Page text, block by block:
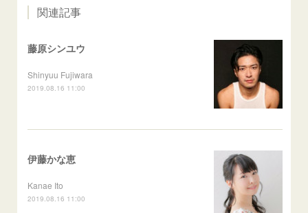
関連記事
藤原シンユウ
Shinyuu Fujiwara
2019.08.16 11:00
伊藤かな恵
Kanae Ito
2019.08.16 11:00